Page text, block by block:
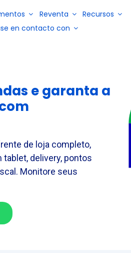
Sistemas de
gestión de
nóminas y
gestión de
servicios y
subcontratados
Reventa Recursos
en contacto con
e garanta a
de loja completo,
delivery, pontos
Monitore seus